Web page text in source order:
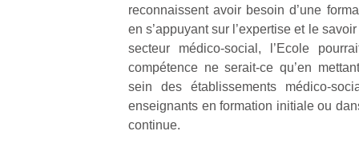
reconnaissent avoir besoin d’une
en s’appuyant sur l’expertise et le
secteur médico-social, l’Ecole
compétence ne serait-ce qu’en
sein des établissements médico-
enseignants en formation initiale ou
continue.